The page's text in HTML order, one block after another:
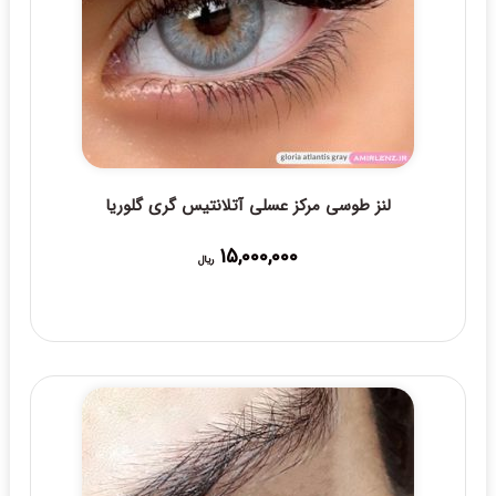
لنز طوسی مرکز عسلی آتلانتیس گری گلوریا
15,000,000 ریال